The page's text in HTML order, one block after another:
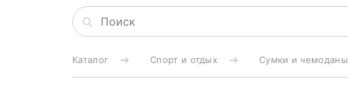
Каталог Спорт и отдых Сумки и чемоданы